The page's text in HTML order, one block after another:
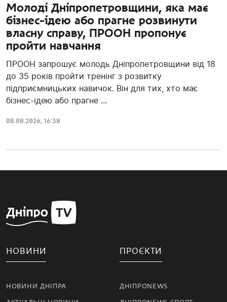
Молоді Дніпропетровщини, яка має
бізнес-ідею або прагне розвинути
власну справу, ПРООН пропонує
пройти навчання
ПРООН запрошує молодь Дніпропетровщини від 18
до 35 років пройти тренінг з розвитку
підприємницьких навичок. Він для тих, хто має
бізнес-ідею або прагне ...
08.08.2026, 16:38
НОВИНИ
НОВИНИ ДНІПРА
ПРОЄКТИ
ДНІПРОNEWS